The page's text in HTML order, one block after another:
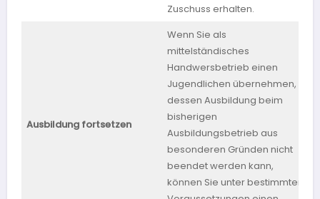
Zuschuss erhalten.
Ausbildung fortsetzen
Wenn Sie als
mittelständisches
Handwersbetrieb einen
Jugendlichen übernehmen,
dessen Ausbildung beim
bisherigen
Ausbildungsbetrieb aus
besonderen Gründen nicht
beendet werden kann,
können Sie unter bestimmten